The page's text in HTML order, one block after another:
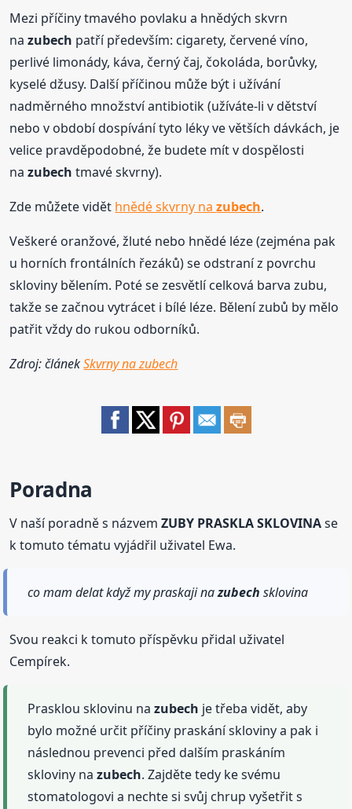
Mezi příčiny tmavého povlaku a hnědých skvrn
nazubech patří především: cigarety, červené víno,
perlivé limonády, káva, černý čaj, čokoláda, borůvky,
kyselé džusy. Další příčinou může být i užívání
nadměrného množství antibiotik (užíváte-li v dětství
nebo v období dospívání tyto léky ve větších dávkách, je
velice pravděpodobné, že budete mít v dospělosti
nazubech tmavé skvrny).
Zde můžete vidět hnědé skvrny nazubech.
Veškeré oranžové, žluté nebo hnědé léze (zejména pak
u horních frontálních řezáků) se odstraní z povrchu
skloviny bělením. Poté se zesvětlí celková barva zubu,
takže se začnou vytrácet i bílé léze. Bělení zubů by mělo
patřit vždy do rukou odborníků.
Zdroj: článekSkvrny na zubech
Poradna
V naší poradně s názvemZUBY PRASKLA SKLOVINAse
k tomuto tématu vyjádřil uživatel Ewa.
co mam delat když my praskaji nazubech sklovina
Svou reakci k tomuto příspěvku přidal uživatel
Cempírek.
Prasklou sklovinu nazubech je třeba vidět, aby
bylo možné určit příčiny praskání skloviny a pak i
následnou prevenci před dalším praskáním
skloviny nazubech. Zajděte tedy ke svému
stomatologovi a nechte si svůj chrup vyšetřit s